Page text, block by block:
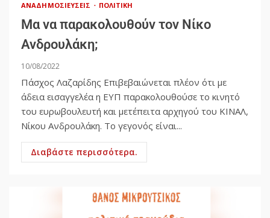
ΑΝΑΔΗΜΟΣΙΕΎΣΕΙΣ ΠΟΛΙΤΙΚΉ
Μα να παρακολουθούν τον Νίκο
Ανδρουλάκη;
10/08/2022
Πάσχος Λαζαρίδης Επιβεβαιώνεται πλέον ότι με
άδεια εισαγγελέα η ΕΥΠ παρακολουθούσε το κινητό
του ευρωβουλευτή και μετέπειτα αρχηγού του ΚΙΝΑΛ,
Νίκου Ανδρουλάκη. Το γεγονός είναι...
Διαβάστε περισσότερα.